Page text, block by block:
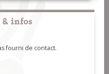
& infos
fourni de contact.